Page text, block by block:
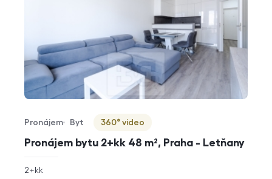
Pronájem bytu 2+kk 48 m², Praha - Letňany
Typ nabídky
Pronájem
Typ nemovitosti
Byt
Virtuální prohlídka
360° video
rozměry
2+kk